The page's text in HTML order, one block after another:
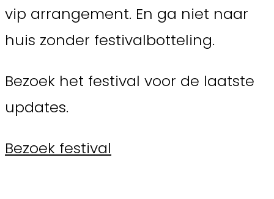
vip arrangement. En ga niet naar
huis zonder festivalbotteling.
Bezoek het festival voor de laatste
updates.
Bezoek festival